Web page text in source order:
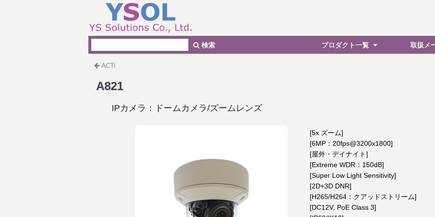
ACTi
A821
IPカメラ：ドームカメラ/ズームレンズ
[5x ズーム]
[6MP：20fps@3200x1800]
[屋外・デイナイト]
[Extreme WDR：150dB]
[Super Low Light Sensitivity]
[2D+3D DNR]
[H265/H264：クアッドストリーム]
[DC12V, PoE Class 3]
検索 プロダクト一覧 取扱メ